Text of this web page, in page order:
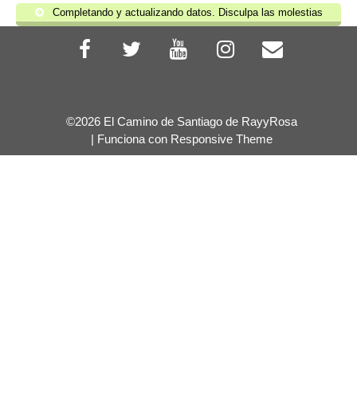
Completando y actualizando datos. Disculpa las molestias
©2026 El Camino de Santiago de RayyRosa
| Funciona con Responsive Theme